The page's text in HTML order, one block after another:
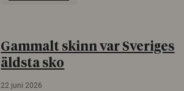
Gammalt skinn var Sveriges
äldsta sko
22 juni 2026